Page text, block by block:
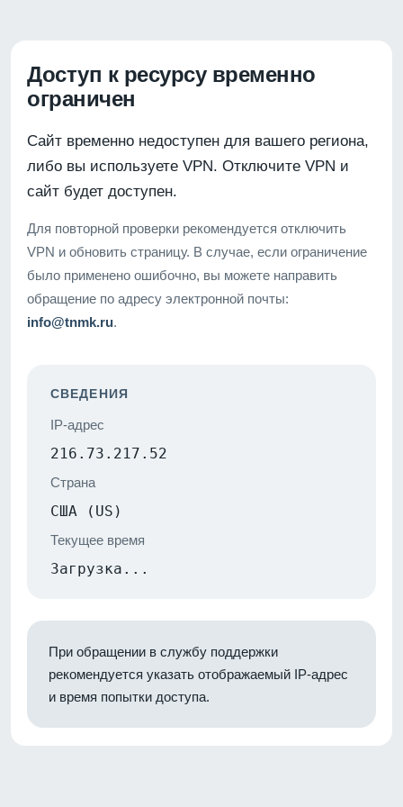
Доступ к ресурсу временно
ограничен
Сайт временно недоступен для вашего региона,
либо вы используете VPN. Отключите VPN и
сайт будет доступен.
Для повторной проверки рекомендуется отключить
VPN и обновить страницу. В случае, если ограничение
было применено ошибочно, вы можете направить
обращение по адресу электронной почты:
info@tnmk.ru.
СВЕДЕНИЯ
IP-адрес
216.73.217.52
Страна
США (US)
Текущее время
Загрузка...
При обращении в службу поддержки
рекомендуется указать отображаемый IP-адрес
и время попытки доступа.